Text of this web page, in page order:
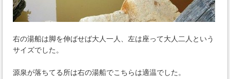
右の湯船は脚を伸ばせば大人一人、左は座って大人二人という
サイズでした。
源泉が落ちてる所は右の湯船でこちらは適温でした。